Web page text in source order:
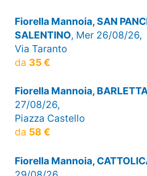
Fiorella Mannoia, SAN
SALENTINO, Mer 26/08/26,
Via Taranto
da 35 €
Fiorella Mannoia,
27/08/26,
Piazza Castello
da 58 €
Fiorella Mannoia,